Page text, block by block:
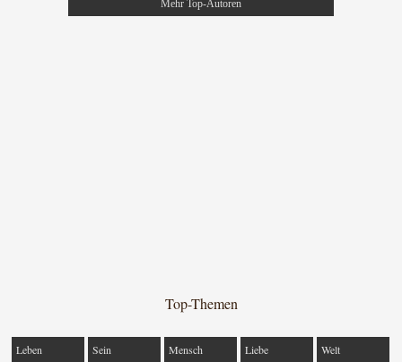
Mehr Top-Autoren
Top-Themen
Leben Sein Mensch Liebe Welt